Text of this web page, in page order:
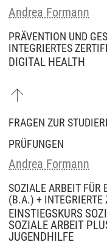
Andrea Formann
PRÄVENTION UND
INTEGRIERTES
DIGITAL HEALTH
FRAGEN ZUR
PRÜFUNGEN
Andrea Formann
SOZIALE ARBEIT FÜR
(B.A.) + INTEGRIERTE
EINSTIEGSKURS
SOZIALE ARBEIT
JUGENDHILFE